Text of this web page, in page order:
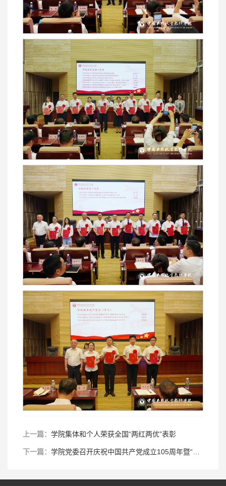
上一篇： 学院集体和个人荣获全国“两红两优”表彰
下一篇： 学院党委召开庆祝中国共产党成立105周年暨“两优一先”表彰大会